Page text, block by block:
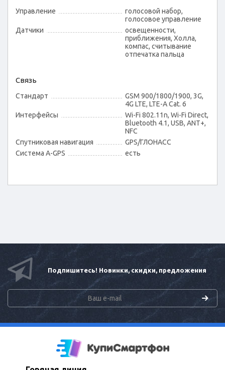
Управление
голосовой набор,
голосовое управление
Датчики
освещенности,
приближения, Холла,
компас, считывание
отпечатка пальца
Связь
Стандарт
GSM 900/1800/1900, 3G,
4G LTE, LTE-A Cat. 6
Интерфейсы
Wi-Fi 802.11n, Wi-Fi Direct,
Bluetooth 4.1, USB, ANT+,
NFC
Спутниковая навигация
GPS/ГЛОНАСС
Cистема A-GPS
есть
Подпишитесь! Новинки, скидки, предложения